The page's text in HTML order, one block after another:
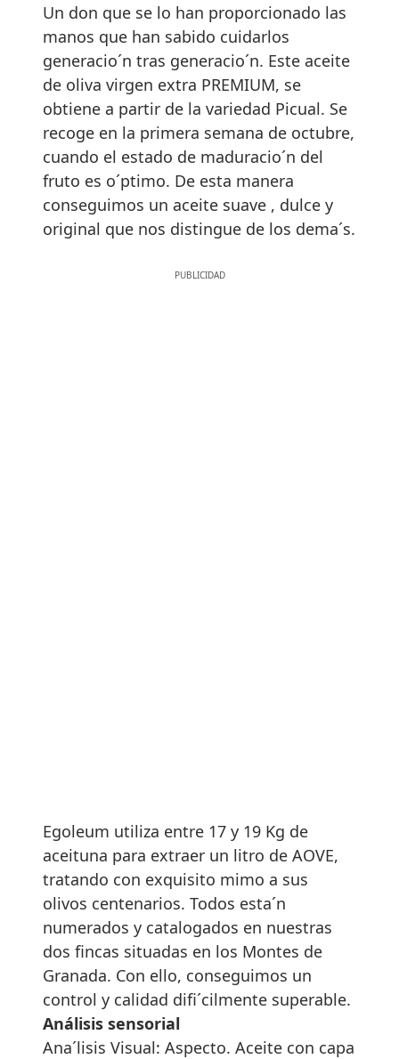
Un don que se lo han proporcionado las
manos que han sabido cuidarlos
generacio´n tras generacio´n. Este aceite
de oliva virgen extra PREMIUM, se
obtiene a partir de la variedad Picual. Se
recoge en la primera semana de octubre,
cuando el estado de maduracio´n del
fruto es o´ptimo. De esta manera
conseguimos un aceite suave , dulce y
original que nos distingue de los dema´s.
Egoleum utiliza entre 17 y 19 Kg de
aceituna para extraer un litro de AOVE,
tratando con exquisito mimo a sus
olivos centenarios. Todos esta´n
numerados y catalogados en nuestras
dos fincas situadas en los Montes de
Granada. Con ello, conseguimos un
control y calidad difi´cilmente superable.
Análisis sensorial
Ana´lisis Visual: Aspecto. Aceite con capa